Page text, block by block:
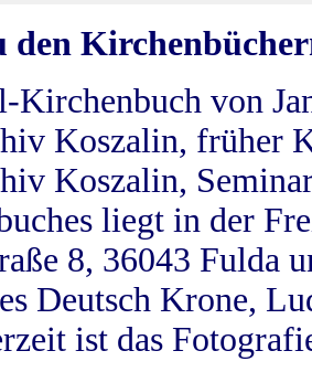
den
Kirchenbuch von
Koszalin, früher
Koszalin,
liegt in der
8, 36043 Fulda
Deutsch Krone,
ist das